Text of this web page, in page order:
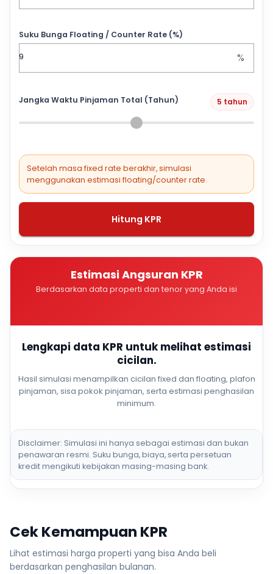
Suku Bunga Floating / Counter Rate (%)
%
Jangka Waktu Pinjaman Total (Tahun) 5 tahun
Setelah masa fixed rate berakhir, simulasi
menggunakan estimasi floating/counter rate.
Hitung KPR
Estimasi Angsuran KPR
Berdasarkan data properti dan tenor yang Anda isi
Lengkapi data KPR untuk melihat estimasi
cicilan.
Hasil simulasi menampilkan cicilan fixed dan floating, plafon
pinjaman, sisa pokok pinjaman, serta estimasi penghasilan
minimum.
Disclaimer: Simulasi ini hanya sebagai estimasi dan bukan
penawaran resmi. Suku bunga, biaya, serta persetuan
kredit mengikuti kebijakan masing-masing bank.
Cek Kemampuan KPR
Lihat estimasi harga properti yang bisa Anda beli
berdasarkan penghasilan bulanan.